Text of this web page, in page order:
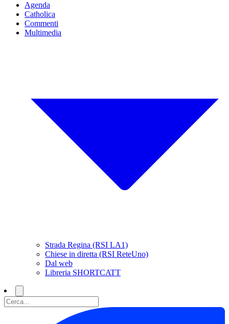
Agenda
Catholica
Commenti
Multimedia
Strada Regina (RSI LA1)
Chiese in diretta (RSI ReteUno)
Dal web
Libreria SHORTCATT